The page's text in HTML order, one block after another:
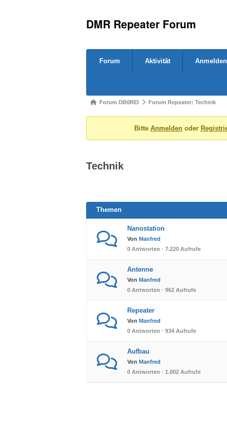
DMR Repeater Forum
Navigation
Forum Aktivität Anmelden
Forum-
Du
hier:
Forum DB0REI Forum Repeater: Technik
Bitte Anmeldenoder
Technik
Themen
Nanostation
Von Manfred
0 Antworten · 7.220 Aufrufe
Antenne
Von Manfred
0 Antworten · 962 Aufrufe
Repeater
Von Manfred
0 Antworten · 934 Aufrufe
Aufbau
Von Manfred
0 Antworten · 1.002 Aufrufe